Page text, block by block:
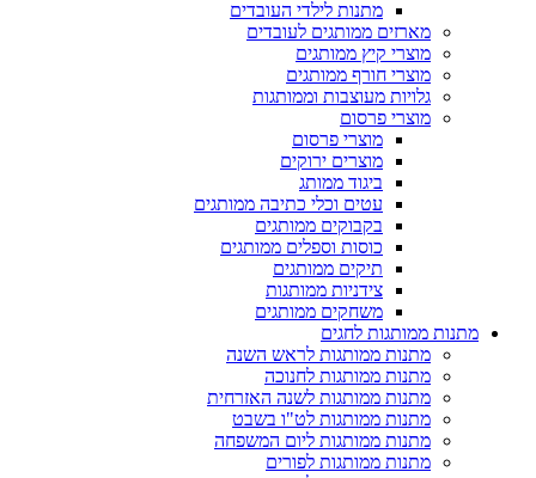
מתנות לילדי העובדים
מארזים ממותגים לעובדים
מוצרי קיץ ממותגים
מוצרי חורף ממותגים
גלויות מעוצבות וממותגות
מוצרי פרסום
מוצרי פרסום
מוצרים ירוקים
ביגוד ממותג
עטים וכלי כתיבה ממותגים
בקבוקים ממותגים
כוסות וספלים ממותגים
תיקים ממותגים
צידניות ממותגות
משחקים ממותגים
מתנות ממותגות לחגים
מתנות ממותגות לראש השנה
מתנות ממותגות לחנוכה
מתנות ממותגות לשנה האזרחית
מתנות ממותגות לט"ו בשבט
מתנות ממותגות ליום המשפחה
מתנות ממותגות לפורים